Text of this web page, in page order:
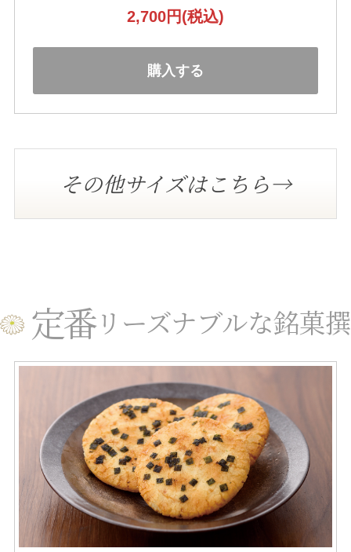
2,700円(税込)
購入する
その他サイズはこちら→
定番リーズナブルな銘菓撰